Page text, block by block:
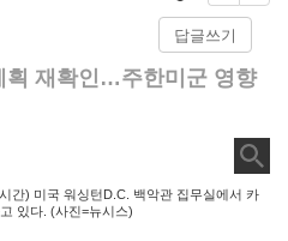
답글쓰기
획 재확인…주한미군 영향
간) 미국 워싱턴D.C. 백악관 집무실에서 카
있다. (사진=뉴시스)